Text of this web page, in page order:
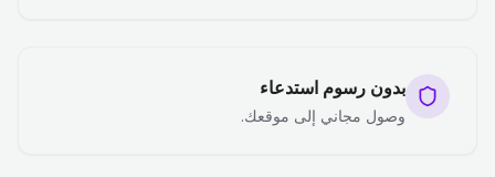
بدون رسوم استدعاء
وصول مجاني إلى موقعك.